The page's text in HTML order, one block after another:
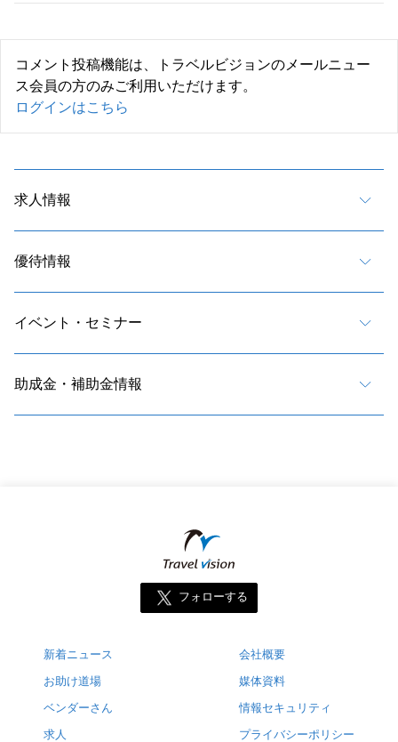
コメント投稿機能は、トラベルビジョンのメールニュー
ス会員の方のみご利用いただけます。
ログインはこちら
求人情報
優待情報
イベント・セミナー
助成金・補助金情報
フォローする
新着ニュース
お助け道場
ベンダーさん
求人
会社概要
媒体資料
情報セキュリティ
プライバシーポリシー